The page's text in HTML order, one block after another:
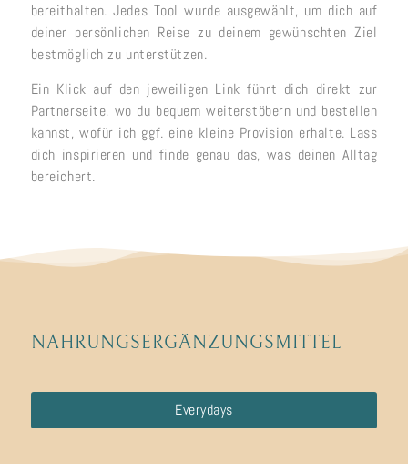
bereithalten. Jedes Tool wurde ausgewählt, um dich auf
deiner persönlichen Reise zu deinem gewünschten Ziel
bestmöglich zu unterstützen.
Ein Klick auf den jeweiligen Link führt dich direkt zur
Partnerseite, wo du bequem weiterstöbern und bestellen
kannst, wofür ich ggf. eine kleine Provision erhalte. Lass
dich inspirieren und finde genau das, was deinen Alltag
bereichert.
NAHRUNGSERGÄNZUNGSMITTEL
Everydays